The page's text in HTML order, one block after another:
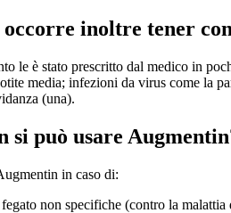
occorre inoltre tener
le è stato prescritto dal medico in
media; infezioni da virus come la
(una).
si può usare
in caso di:
non specifiche (contro la